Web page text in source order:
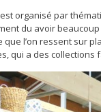
organisé par
du avoir beaucoup
l’on ressent sur
qui a des collections